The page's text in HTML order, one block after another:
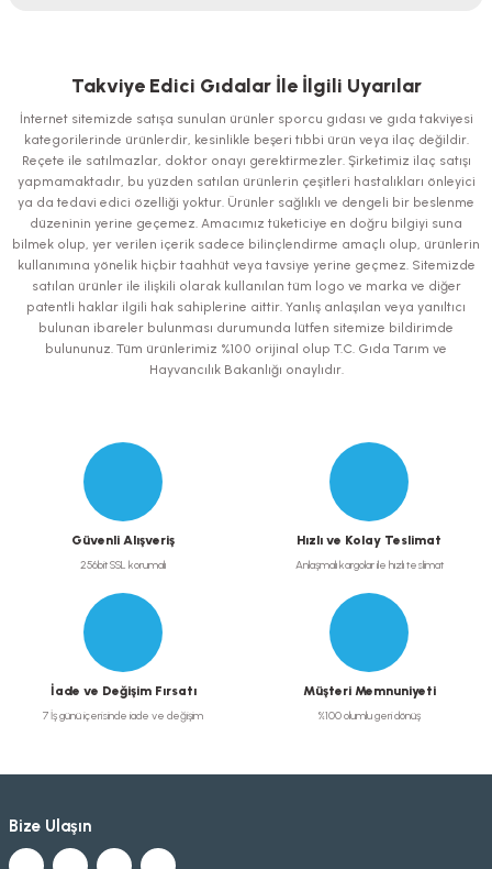
iletebilirsiniz.
Görüş ve önerileriniz için teşekkür ederiz.
Ürün resmi kalitesiz, bozuk veya görüntülenemiyor.
Ürün açıklamasında eksik bilgiler bulunuyor.
Ürün bilgilerinde hatalar bulunuyor.
Ürün fiyatı diğer sitelerden daha pahalı.
Bu ürüne benzer farklı alternatifler olmalı.
Takviye Edici Gıdalar İle İlgili Uyarılar
İnternet sitemizde satışa sunulan ürünler sporcu gıdası ve gıda takviyesi
kategorilerinde ürünlerdir, kesinlikle beşeri tıbbi ürün veya ilaç değildir.
Reçete ile satılmazlar, doktor onayı gerektirmezler. Şirketimiz ilaç satışı
yapmamaktadır, bu yüzden satılan ürünlerin çeşitleri hastalıkları önleyici
ya da tedavi edici özelliği yoktur. Ürünler sağlıklı ve dengeli bir beslenme
düzeninin yerine geçemez. Amacımız tüketiciye en doğru bilgiyi suna
bilmek olup, yer verilen içerik sadece bilinçlendirme amaçlı olup, ürünlerin
kullanımına yönelik hiçbir taahhüt veya tavsiye yerine geçmez. Sitemizde
satılan ürünler ile ilişkili olarak kullanılan tüm logo ve marka ve diğer
patentli haklar ilgili hak sahiplerine aittir. Yanlış anlaşılan veya yanıltıcı
bulunan ibareler bulunması durumunda lütfen sitemize bildirimde
bulununuz. Tüm ürünlerimiz %100 orijinal olup T.C. Gıda Tarım ve
Hayvancılık Bakanlığı onaylıdır.
Güvenli Alışveriş
256bit SSL korumalı
Hızlı ve Kolay Teslimat
Anlaşmalı kargolar ile hızlı teslimat
İade ve Değişim Fırsatı
7 İş günü içerisinde iade ve değişim
Müşteri Memnuniyeti
%100 olumlu geri dönüş
Bize Ulaşın